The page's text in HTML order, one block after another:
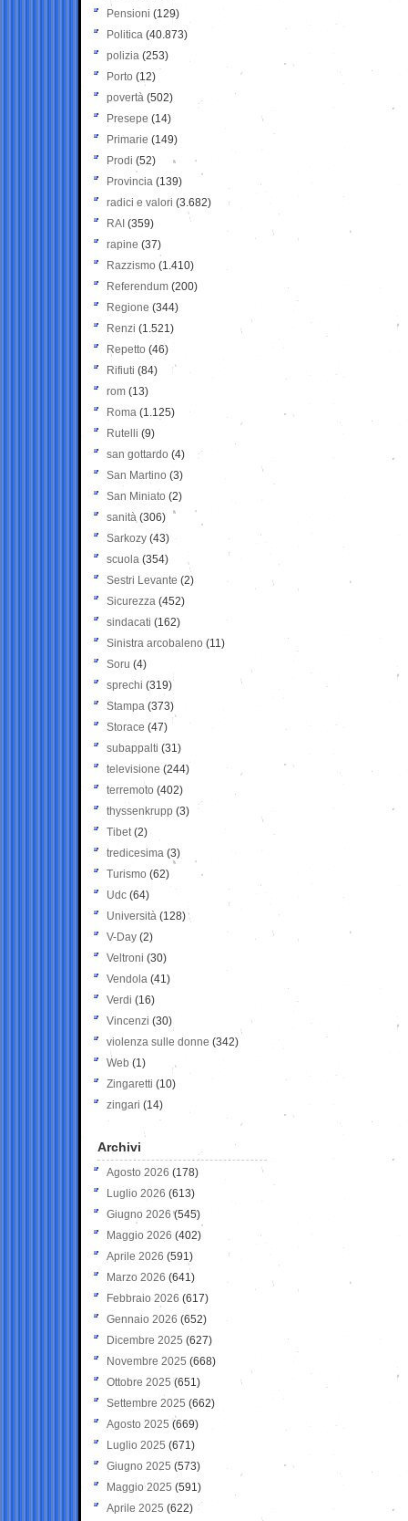
Pensioni (129)
Politica (40.873)
polizia (253)
Porto (12)
povertà (502)
Presepe (14)
Primarie (149)
Prodi (52)
Provincia (139)
radici e valori (3.682)
RAI (359)
rapine (37)
Razzismo (1.410)
Referendum (200)
Regione (344)
Renzi (1.521)
Repetto (46)
Rifiuti (84)
rom (13)
Roma (1.125)
Rutelli (9)
san gottardo (4)
San Martino (3)
San Miniato (2)
sanità (306)
Sarkozy (43)
scuola (354)
Sestri Levante (2)
Sicurezza (452)
sindacati (162)
Sinistra arcobaleno (11)
Soru (4)
sprechi (319)
Stampa (373)
Storace (47)
subappalti (31)
televisione(244)
terremoto (402)
thyssenkrupp (3)
Tibet(2)
tredicesima (3)
Turismo (62)
Udc (64)
Università (128)
V-Day (2)
Veltroni (30)
Vendola (41)
Verdi (16)
Vincenzi (30)
violenza sulle donne (342)
Web (1)
Zingaretti (10)
zingari (14)
Archivi
Agosto 2026 (178)
Luglio 2026 (613)
Giugno 2026 (545)
Maggio 2026 (402)
Aprile 2026 (591)
Marzo 2026 (641)
Febbraio 2026 (617)
Gennaio 2026 (652)
Dicembre 2025 (627)
Novembre 2025 (668)
Ottobre 2025 (651)
Settembre 2025 (662)
Agosto 2025 (669)
Luglio 2025 (671)
Giugno 2025 (573)
Maggio 2025 (591)
Aprile 2025 (622)